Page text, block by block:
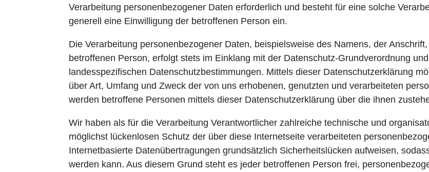
Verarbeitung personenbezogener Daten erforderlich und besteht für eine solche
generell eine Einwilligung der betroffenen Person ein.
Die Verarbeitung personenbezogener Daten, beispielsweise des Namens, der
betroffenen Person, erfolgt stets im Einklang mit der Datenschutz-Grundverordnung
landesspezifischen Datenschutzbestimmungen. Mittels dieser Datenschutzerklärung
über Art, Umfang und Zweck der von uns erhobenen, genutzten und verarbeiteten
werden betroffene Personen mittels dieser Datenschutzerklärung über die ihnen
Wir haben als für die Verarbeitung Verantwortlicher zahlreiche technische und
möglichst lückenlosen Schutz der über diese Internetseite verarbeiteten
Internetbasierte Datenübertragungen grundsätzlich Sicherheitslücken aufweisen,
werden kann. Aus diesem Grund steht es jeder betroffenen Person frei,